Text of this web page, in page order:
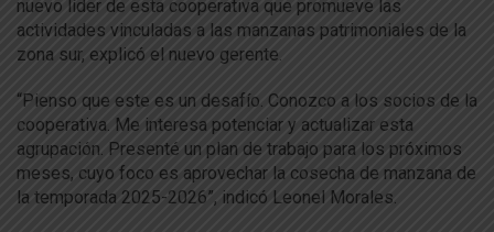
nuevo líder de esta cooperativa que promueve las
actividades vinculadas a las manzanas patrimoniales de la
zona sur, explicó el nuevo gerente.
“Pienso que este es un desafío. Conozco a los socios de la
cooperativa. Me interesa potenciar y actualizar esta
agrupación. Presenté un plan de trabajo para los próximos
meses, cuyo foco es aprovechar la cosecha de manzana de
la temporada 2025-2026”, indicó Leonel Morales.